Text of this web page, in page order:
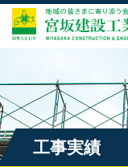
工事実績